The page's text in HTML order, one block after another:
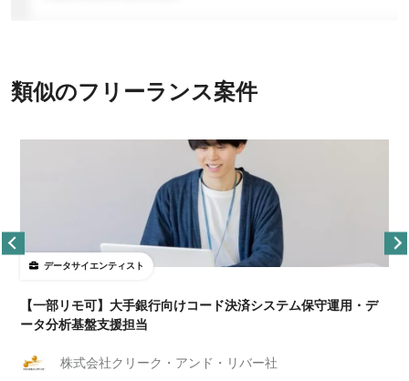
類似のフリーランス案件
データサイエンティスト
【一部リモ可】大手銀行向けコード決済システム保守運用・デ
ータ分析基盤支援担当
株式会社クリーク・アンド・リバー社